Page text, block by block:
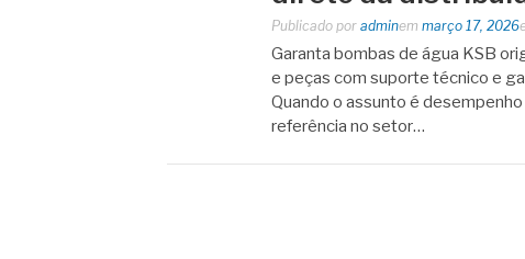
Publicado por adminem março 17, 2026
Garanta bombas de água KSB
e peças com suporte técnico e
Quando o assunto é
referência no setor…